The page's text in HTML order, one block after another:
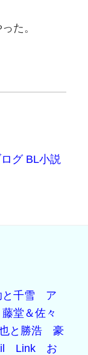
た。
千雪
ア
堂＆佐々
と勝浩
豪
Link
お